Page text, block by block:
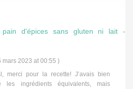
d'épices sans gluten ni lait -
mars 2023 at 00:55 )
merci pour la recette! J’avais bien
les ingrédients équivalents, mais